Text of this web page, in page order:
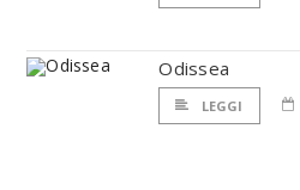
Odissea
LEGGI